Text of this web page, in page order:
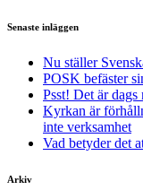
Senaste inläggen
Nu ställer
POSK befäster
Psst! Det är dags
Kyrkan är
inte verksamhet
Vad betyder det
Arkiv